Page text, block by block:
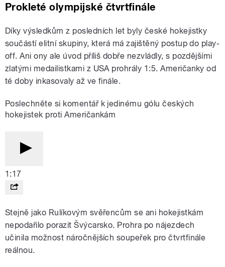
Prokleté olympijské čtvrtfinále
Díky výsledkům z posledních let byly české hokejistky
součástí elitní skupiny, která má zajištěný postup do play-
off. Ani ony ale úvod příliš dobře nezvládly, s pozdějšími
zlatými medailistkami z USA prohrály 1:5. Američanky od
té doby inkasovaly až ve finále.
Poslechněte si komentář k jedinému gólu českých
hokejistek proti Američankám
1:17
Stejně jako Rulíkovým svěřencům se ani hokejistkám
nepodařilo porazit Švýcarsko. Prohra po nájezdech
učinila možnost náročnějších soupeřek pro čtvrtfinále
reálnou.